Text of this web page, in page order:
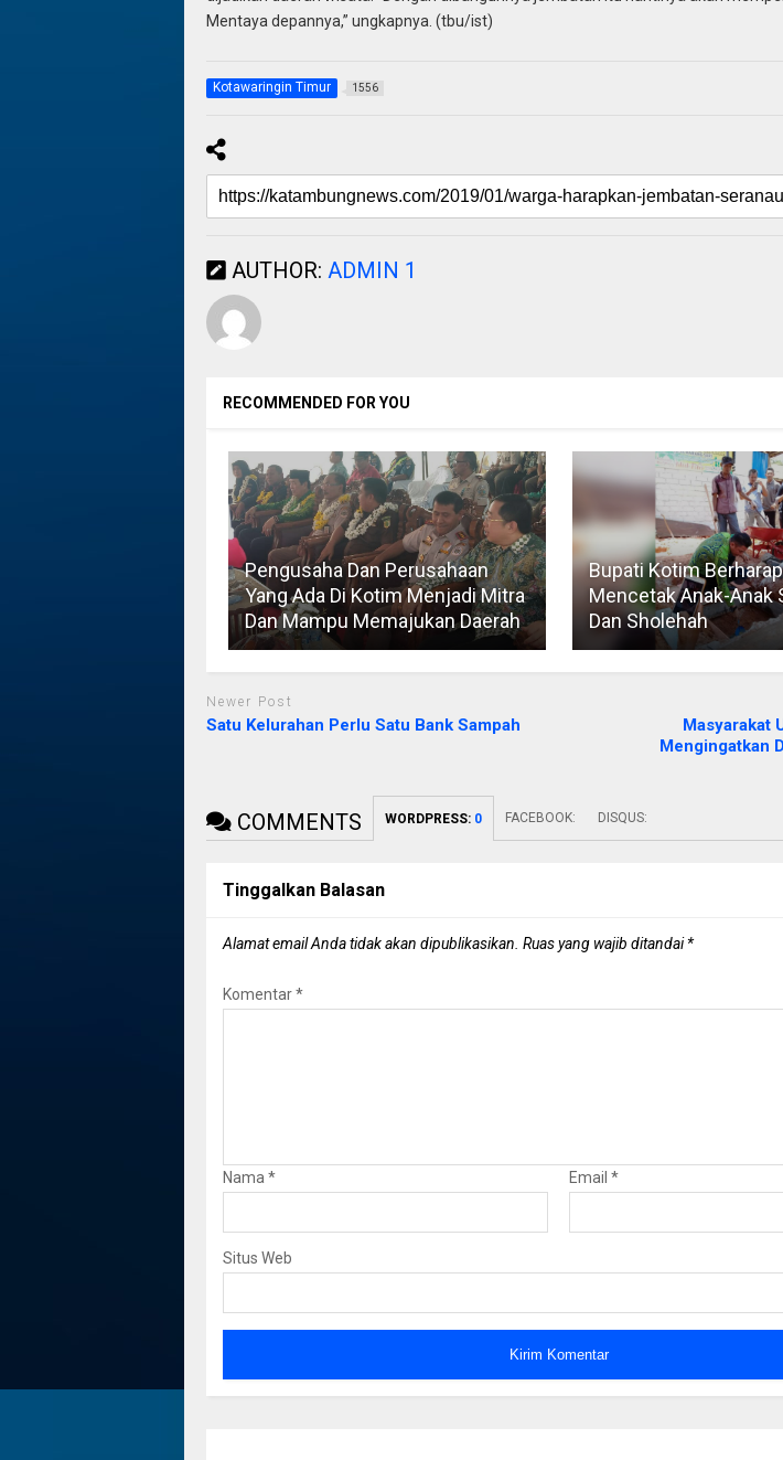
Mentaya depannya,” ungkapnya. (tbu/ist)
Kotawaringin Timur 1556
AUTHOR: ADMIN 1
RECOMMENDED FOR YOU
Pengusaha Dan Perusahaan
Yang Ada Di Kotim Menjadi Mitra
Dan Mampu Memajukan Daerah
Bupati Kotim
Mencetak Anak-Anak
Dan Sholehah
Newer Post
Satu Kelurahan Perlu Satu Bank Sampah
Masyarakat
Mengingatkan
COMMENTS WORDPRESS: 0 FACEBOOK: DISQUS:
Tinggalkan Balasan
Alamat email Anda tidak akan dipublikasikan. Ruas yang wajib ditandai*
Komentar*
Nama * Email *
Situs Web